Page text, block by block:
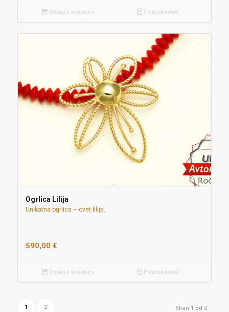
Dodaj v košarico Podrobnosti
Ogrlica Lilija
Unikatna ogrlica – cvet lilije.
590,00 €
Dodaj v košarico Podrobnosti
Stran 1 od 2
1 2